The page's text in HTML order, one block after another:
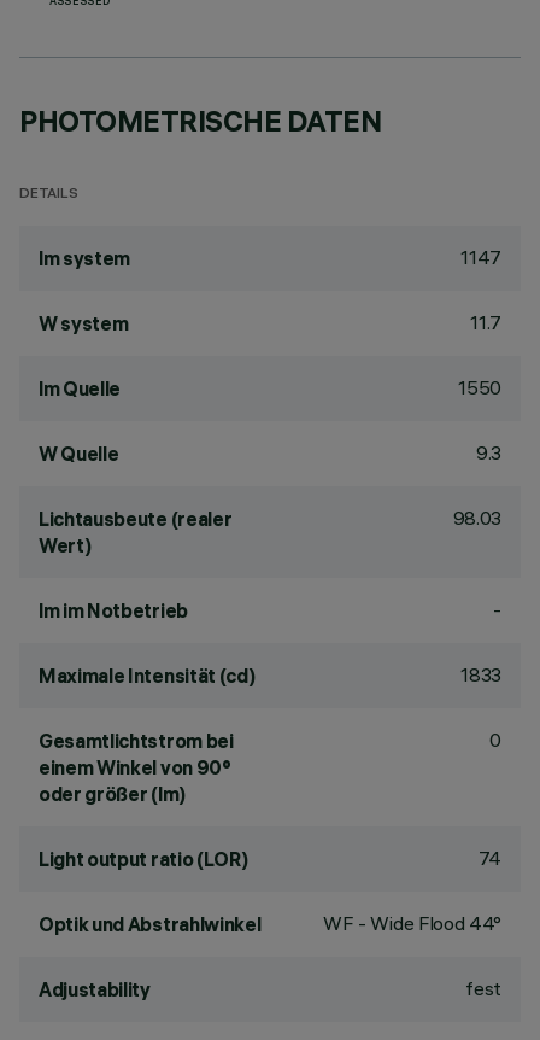
ASSESSED
PHOTOMETRISCHE DATEN
DETAILS
lm system 1147
W system 11.7
lm Quelle 1550
W Quelle 9.3
Lichtausbeute (realer
Wert)
98.03
lm im Notbetrieb -
Maximale Intensität (cd) 1833
Gesamtlichtstrom bei
einem Winkel von 90°
oder größer (lm)
0
Light output ratio (LOR) 74
Optik und Abstrahlwinkel WF - Wide Flood 44°
Adjustability fest